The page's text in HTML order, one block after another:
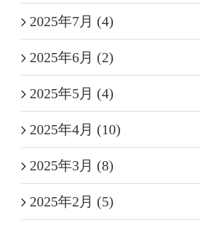
2025年7月 (4)
2025年6月 (2)
2025年5月 (4)
2025年4月 (10)
2025年3月 (8)
2025年2月 (5)